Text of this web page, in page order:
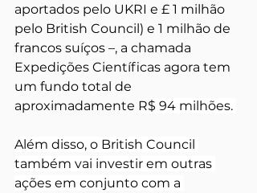
aportados pelo UKRI e £ 1 milhão
pelo British Council) e 1 milhão de
francos suíços –, a chamada
Expedições Científicas agora tem
um fundo total de
aproximadamente R$ 94 milhões.
Além disso, o British Council
também vai investir em outras
ações em conjunto com a